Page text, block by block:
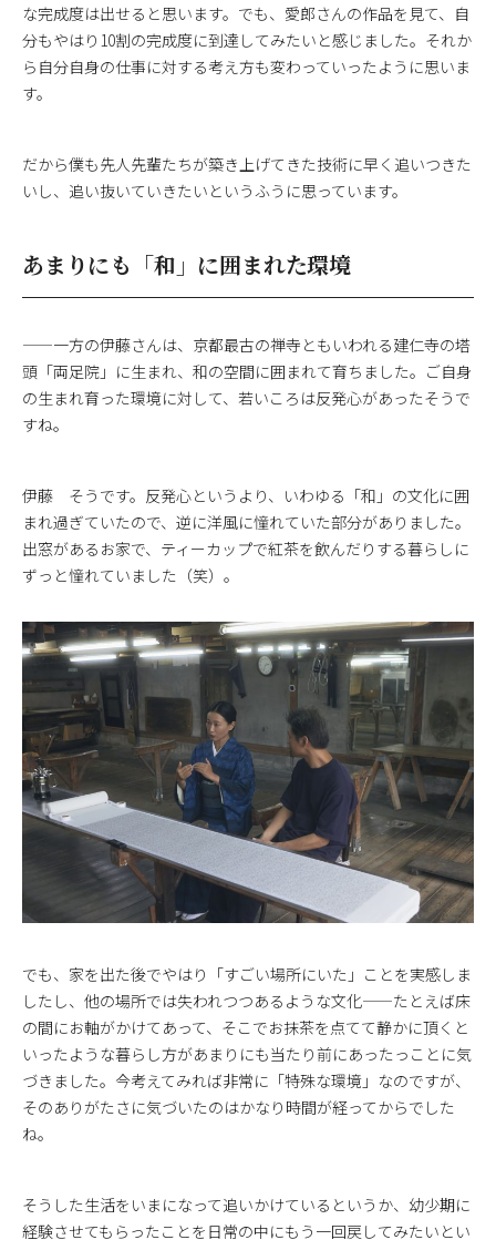
な完成度は出せると思います。でも、愛郎さんの作品を見て、自
分もやはり10割の完成度に到達してみたいと感じました。それか
ら自分自身の仕事に対する考え方も変わっていったように思いま
す。
だから僕も先人先輩たちが築き上げてきた技術に早く追いつきた
いし、追い抜いていきたいというふうに思っています。
あまりにも「和」に囲まれた環境
——一方の伊藤さんは、京都最古の禅寺ともいわれる建仁寺の塔
頭「両足院」に生まれ、和の空間に囲まれて育ちました。ご自身
の生まれ育った環境に対して、若いころは反発心があったそうで
すね。
伊藤 そうです。反発心というより、いわゆる「和」の文化に囲
まれ過ぎていたので、逆に洋風に憧れていた部分がありました。
出窓があるお家で、ティーカップで紅茶を飲んだりする暮らしに
ずっと憧れていました（笑）。
でも、家を出た後でやはり「すごい場所にいた」ことを実感しま
したし、他の場所では失われつつあるような文化——たとえば床
の間にお軸がかけてあって、そこでお抹茶を点てて静かに頂くと
いったような暮らし方があまりにも当たり前にあったっことに気
づきました。今考えてみれば非常に「特殊な環境」なのですが、
そのありがたさに気づいたのはかなり時間が経ってからでした
ね。
そうした生活をいまになって追いかけているというか、幼少期に
経験させてもらったことを日常の中にもう一回戻してみたいとい